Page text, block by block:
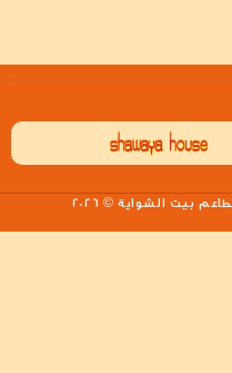
بيت الشواية © 2026